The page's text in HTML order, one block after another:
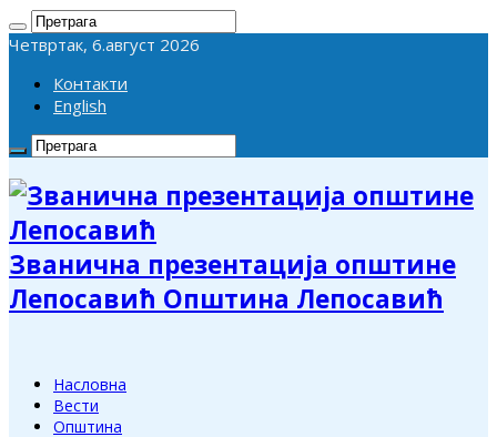
Четвртак, 6.август 2026
Контакти
English
Званична презентација општине
Лепосавић Општина Лепосавић
Насловна
Вести
Општина